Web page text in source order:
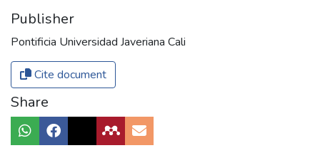
Publisher
Pontificia Universidad Javeriana Cali
Cite document
Share